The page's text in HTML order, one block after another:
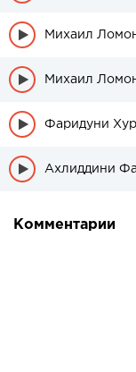
Михаил
Михаил
Фаридуни
Комментарии